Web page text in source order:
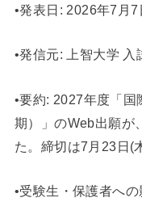
•発表日: 2026年7月7
•発信元: 上智大学 入
•要約: 2027年度「国
期）」のWeb出願が
た。締切は7月23日(
•受験生・保護者への